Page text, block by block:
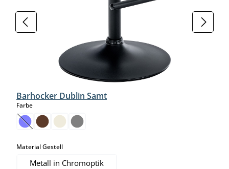
Barhocker Dublin Samt
Farbeauswählen
(This option is currently unavailable.)
Material Gestellauswählen
Metall in Chromoptik